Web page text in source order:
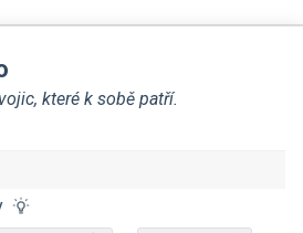
které k sobě patří.